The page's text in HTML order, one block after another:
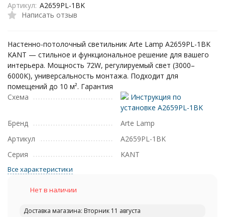
Написать отзыв
Артикул: A2659PL-1BK
Настенно-потолочный светильник Arte Lamp A2659PL-1BK
KANT — стильное и функциональное решение для вашего
интерьера. Мощность 72W, регулируемый свет (3000–
6000K), универсальность монтажа. Подходит для
помещений до 10 м². Гарантия
Схема
Инструкция по
установке A2659PL-1BK
Бренд
Arte Lamp
Артикул
A2659PL-1BK
Серия
KANT
Все характеристики
Нет в наличии
Доставка магазина: Вторник 11 августа